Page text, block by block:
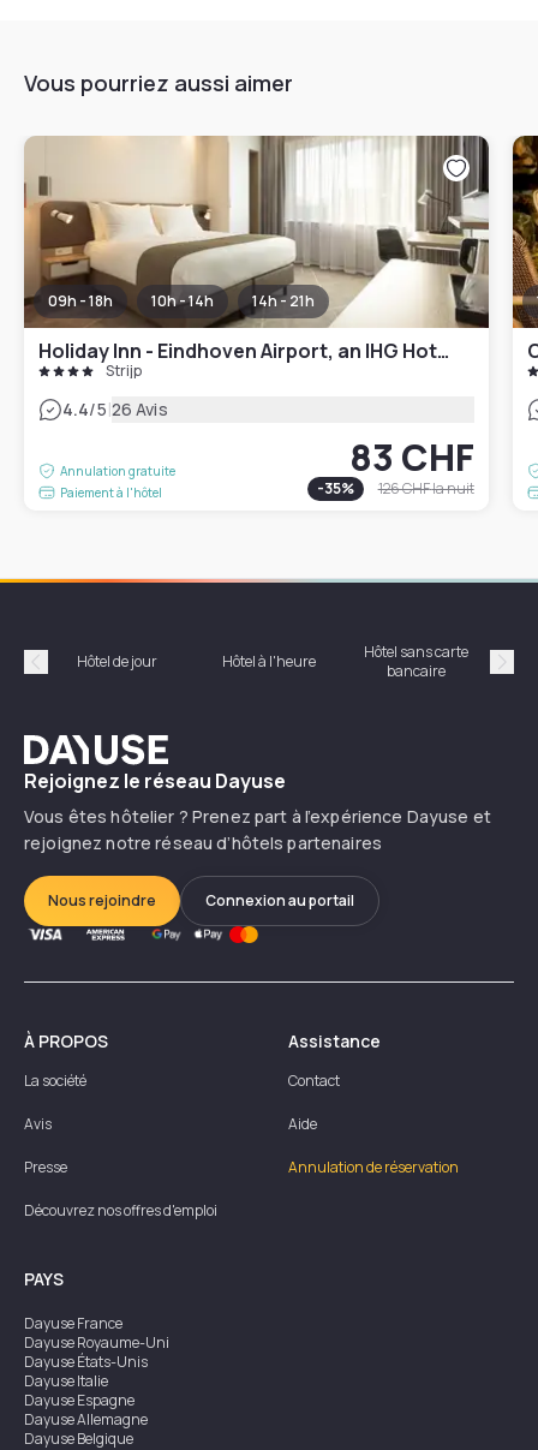
Vous pourriez aussi aimer
09h - 18h 10h - 14h 14h - 21h
Holiday Inn - Eindhoven Airport, an IHG Hotel
Strijp
4.4/5|26 Avis
Annulation gratuite
Paiement à l'hôtel
83 CHF
-35% 126 CHFla nuit
Précédent
Hôtel de jour Hôtel à l'heure
Hôtel sans carte
bancaire
Dayuse
Rejoignez le réseau Dayuse
Vous êtes hôtelier ? Prenez part à l’expérience Dayuse et
rejoignez notre réseau d’hôtels partenaires
Nous rejoindre Connexion au portail
À PROPOS
La société
Avis
Presse
Découvrez nos offres d'emploi
Assistance
Contact
Aide
Annulation de réservation
PAYS
DayuseFrance
DayuseRoyaume-Uni
DayuseÉtats-Unis
DayuseItalie
DayuseEspagne
DayuseAllemagne
DayuseBelgique